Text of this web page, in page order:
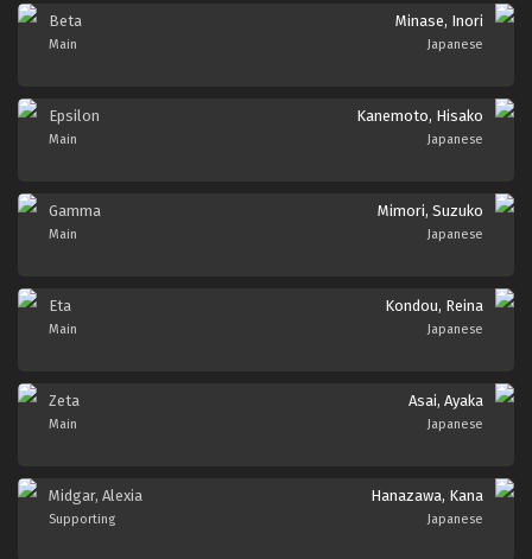
Beta
Main
Minase, Inori
Japanese
Epsilon
Main
Kanemoto, Hisako
Japanese
Gamma
Main
Mimori, Suzuko
Japanese
Eta
Main
Kondou, Reina
Japanese
Zeta
Main
Asai, Ayaka
Japanese
Midgar, Alexia
Supporting
Hanazawa, Kana
Japanese